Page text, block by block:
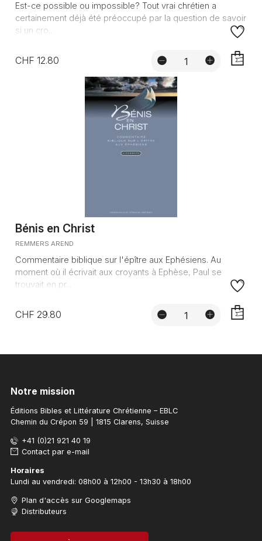
Est-ce possible ou impossible? Tout vrai chrétien a
certainement déjà été préoccupé par la question de savoir
si un cro...
CHF 12.80
Bénis en Christ
REMMERS AREND
Commentaire biblique sur l'épître aux Ephésiens. Au
moment où il écrivait aux croyants à Ephèse, Paul se
trouvait en pr...
CHF 29.80
Notre mission
Éditions Bibles et Littérature Chrétienne – EBLC
Chemin du Crépon 59 | 1815 Clarens, Suisse
+41 (0)21 921 40 19
Contact par e-mail
Horaires
Lundi au vendredi: 08h00 à 12h00 - 13h30 à 18h00
Plan d'accès sur Googlemaps
Distributeurs